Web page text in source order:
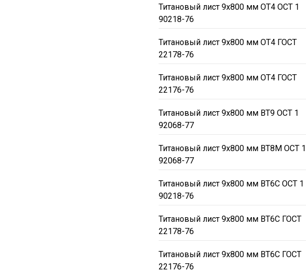
Титановый лист 9х800 мм ОТ4 ОСТ 1
90218-76
Титановый лист 9х800 мм ОТ4 ГОСТ
22178-76
Титановый лист 9х800 мм ОТ4 ГОСТ
22176-76
Титановый лист 9х800 мм ВТ9 ОСТ 1
92068-77
Титановый лист 9х800 мм ВТ8М ОСТ 1
92068-77
Титановый лист 9х800 мм ВТ6С ОСТ 1
90218-76
Титановый лист 9х800 мм ВТ6С ГОСТ
22178-76
Титановый лист 9х800 мм ВТ6С ГОСТ
22176-76